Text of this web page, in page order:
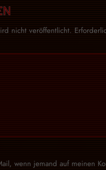
nicht veröffentlicht.
wenn jemand auf meinen